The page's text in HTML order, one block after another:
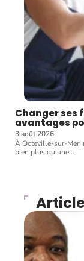
Changer ses
avantages
3 août 2026
À Octeville-sur-Mer,
bien plus qu’une…